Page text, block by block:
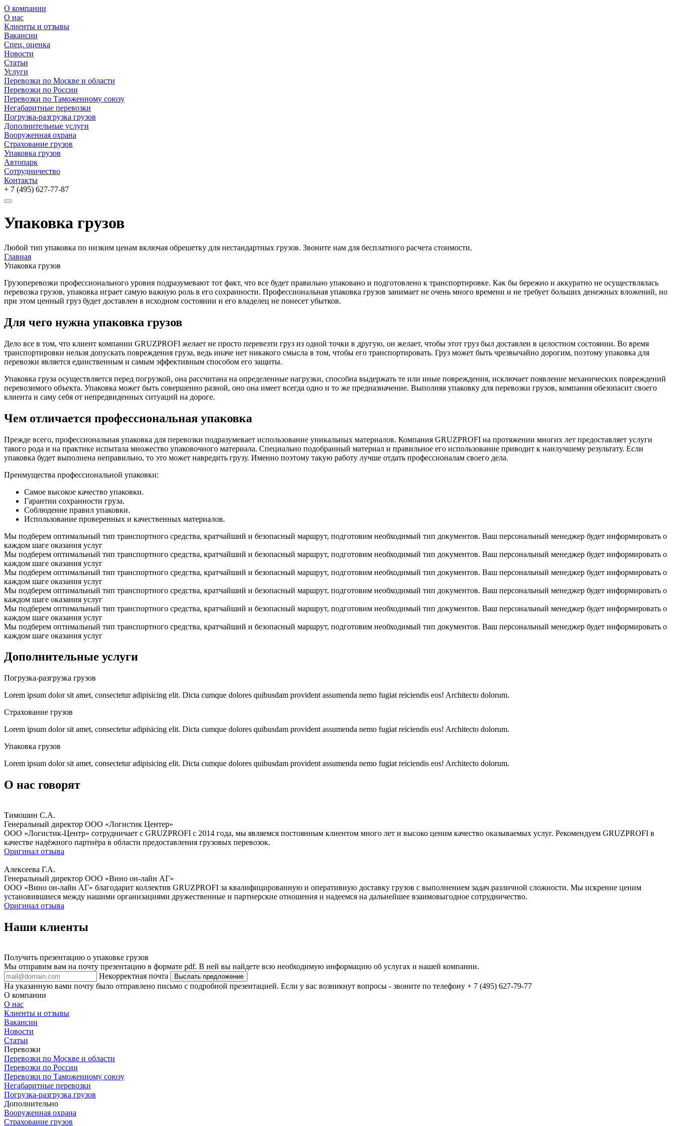
О компании
О нас
Клиенты и отзывы
Вакансии
Спец. оценка
Новости
Статьи
Услуги
Перевозки по Москве и области
Перевозки по России
Перевозки по Таможенному союзу
Негабаритные перевозки
Погрузка-разгрузка грузов
Дополнительные услуги
Вооруженная охрана
Страхование грузов
Упаковка грузов
Автопарк
Сотрудничество
Контакты
+ 7 (495) 627-77-87
Упаковка грузов
Любой тип упаковка по низким ценам включая обрешетку для нестандартных грузов. Звоните нам для бесплатного расчета стоимости.
Главная
Упаковка грузов
Грузоперевозки профессионального уровня подразумевают тот факт, что все будет правильно упаковано и подготовлено к транспортировке. Как бы бережно и аккуратно не осуществлялась
перевозка грузов, упаковка играет самую важную роль в его сохранности. Профессиональная упаковка грузов занимает не очень много времени и не требует больших денежных вложений, но
при этом ценный груз будет доставлен в исходном состоянии и его владелец не понесет убытков.
Для чего нужна упаковка грузов
Дело все в том, что клиент компании GRUZPROFI желает не просто перевезти груз из одной точки в другую, он желает, чтобы этот груз был доставлен в целостном состоянии. Во время
транспортировки нельзя допускать повреждения груза, ведь иначе нет никакого смысла в том, чтобы его транспортировать. Груз может быть чрезвычайно дорогим, поэтому упаковка для
перевозки является единственным и самым эффективным способом его защиты.
Упаковка груза осуществляется перед погрузкой, она рассчитана на определенные нагрузки, способна выдержать те или иные повреждения, исключает появление механических повреждений
перевозимого объекта. Упаковка может быть совершенно разной, оно она имеет всегда одно и то же предназначение. Выполняя упаковку для перевозки грузов, компания обезопасит своего
клиента и саму себя от непредвиденных ситуаций на дороге.
Чем отличается профессиональная упаковка
Прежде всего, профессиональная упаковка для перевозки подразумевает использование уникальных материалов. Компания GRUZPROFI на протяжении многих лет предоставляет услуги
такого рода и на практике испытала множество упаковочного материала. Специально подобранный материал и правильное его использование приводит к наилучшему результату. Если
упаковка будет выполнена неправильно, то это может навредить грузу. Именно поэтому такую работу лучше отдать профессионалам своего дела.
Преимущества профессиональной упаковки:
Самое высокое качество упаковки.
Гарантии сохранности груза.
Соблюдение правил упаковки.
Использование проверенных и качественных материалов.
Мы подберем оптимальный тип транспортного средства, кратчайший и безопасный маршрут, подготовим необходимый тип документов. Ваш персональный менеджер будет информировать о
каждом шаге оказания услуг
Мы подберем оптимальный тип транспортного средства, кратчайший и безопасный маршрут, подготовим необходимый тип документов. Ваш персональный менеджер будет информировать о
каждом шаге оказания услуг
Мы подберем оптимальный тип транспортного средства, кратчайший и безопасный маршрут, подготовим необходимый тип документов. Ваш персональный менеджер будет информировать о
каждом шаге оказания услуг
Мы подберем оптимальный тип транспортного средства, кратчайший и безопасный маршрут, подготовим необходимый тип документов. Ваш персональный менеджер будет информировать о
каждом шаге оказания услуг
Мы подберем оптимальный тип транспортного средства, кратчайший и безопасный маршрут, подготовим необходимый тип документов. Ваш персональный менеджер будет информировать о
каждом шаге оказания услуг
Мы подберем оптимальный тип транспортного средства, кратчайший и безопасный маршрут, подготовим необходимый тип документов. Ваш персональный менеджер будет информировать о
каждом шаге оказания услуг
Дополнительные услуги
Погрузка-разгрузка грузов
Lorem ipsum dolor sit amet, consectetur adipisicing elit. Dicta cumque dolores quibusdam provident assumenda nemo fugiat reiciendis eos! Architecto dolorum.
Страхование грузов
Lorem ipsum dolor sit amet, consectetur adipisicing elit. Dicta cumque dolores quibusdam provident assumenda nemo fugiat reiciendis eos! Architecto dolorum.
Упаковка грузов
Lorem ipsum dolor sit amet, consectetur adipisicing elit. Dicta cumque dolores quibusdam provident assumenda nemo fugiat reiciendis eos! Architecto dolorum.
О нас говорят
Тимошин С.А.
Генеральный директор ООО «Логистик Центер»
ООО «Логистик-Центр» сотрудничает с GRUZPROFI с 2014 года, мы являемся постоянным клиентом много лет и высоко ценим качество оказываемых услуг. Рекомендуем GRUZPROFI в
качестве надёжного партнёра в области предоставления грузовых перевозок.
Оригинал отзыва
Алексеева Г.А.
Генеральный директор ООО «Вино он-лайн АГ»
ООО «Вино он-лайн АГ» благодарит коллектив GRUZPROFI за квалифицированную и оперативную доставку грузов с выполнением задач различной сложности. Мы искренне ценим
установившиеся между нашими организациями дружественные и партнерские отношения и надеемся на дальнейшее взаимовыгодное сотрудничество.
Оригинал отзыва
Наши клиенты
Получить презентацию о упаковке грузов
Мы отправим вам на почту презентацию в формате pdf. В ней вы найдете всю необходимую информацию об услугах и нашей компании.
Некорректная почта
Выслать предложение
На указанную вами почту было отправлено письмо с подробной презентацией. Если у вас возникнут вопросы - звоните по телефону + 7 (495) 627-79-77
О компании
О нас
Клиенты и отзывы
Вакансии
Новости
Статьи
Перевозки
Перевозки по Москве и области
Перевозки по России
Перевозки по Таможенному союзу
Негабаритные перевозки
Погрузка-разгрузка грузов
Дополнительно
Вооруженная охрана
Страхование грузов